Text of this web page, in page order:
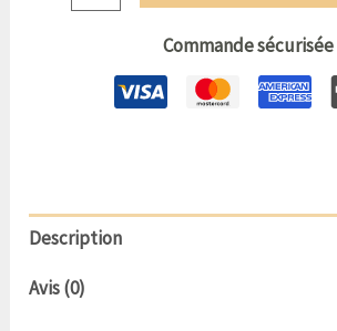
Commande sécurisée
Description
Avis (0)